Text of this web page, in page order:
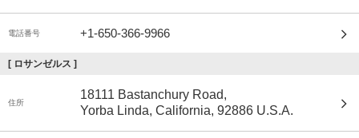
電話番号 +1-650-366-9966
[ ロサンゼルス ]
住所
18111 Bastanchury Road,
Yorba Linda, California, 92886 U.S.A.